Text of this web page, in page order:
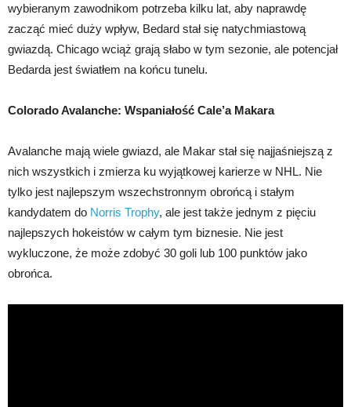
wybieranym zawodnikom potrzeba kilku lat, aby naprawdę
zacząć mieć duży wpływ, Bedard stał się natychmiastową
gwiazdą. Chicago wciąż grają słabo w tym sezonie, ale potencjał
Bedarda jest światłem na końcu tunelu.
Colorado Avalanche: Wspaniałość Cale’a Makara
Avalanche mają wiele gwiazd, ale Makar stał się najjaśniejszą z
nich wszystkich i zmierza ku wyjątkowej karierze w NHL. Nie
tylko jest najlepszym wszechstronnym obrońcą i stałym
kandydatem do Norris Trophy, ale jest także jednym z pięciu
najlepszych hokeistów w całym tym biznesie. Nie jest
wykluczone, że może zdobyć 30 goli lub 100 punktów jako
obrońca.